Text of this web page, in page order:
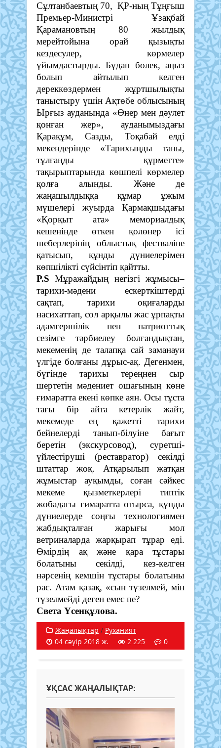
Сұлтанбаевтың 70, ҚР-ның Тұңғыш
Премьер-Министрі Ұзақбай
Қарамановтың 80 жылдық
мерейтойына орай қызықты
кездесулер, көрмелер
ұйымдастырды. Бұдан бөлек, аңыз
болып айтылып келген
дереккөздермен жұртшылықты
таныстыру үшін Ақтөбе облысының
Ырғыз ауданында «Өнер мен дәулет
қонған жер», ауданымыздағы
Қарақұм, Сазды, Тоқабай елді
мекендерінде «Тарихыңды таны,
тұлғаңды құрметте»
тақырыптарында көшпелі көрмелер
қолға алынды. Және де
жаңашылдыққа құмар ұжым
мүшелері жуырда Қармақшыдағы
«Қорқыт ата» мемориалдық
кешенінде өткен қолөнер ісі
шеберлерінің облыстық фестваліне
қатысып, құнды дүниелерімен
көпшілікті сүйсінтіп қайтты.
Р.S Мұражайдың негізгі жұмысы–
тарихи-мәдени ескерткіштерді
сақтап, тарихи оқиғаларды
насихаттап, сол арқылы жас ұрпақты
адамгершілік пен патриоттық
сезімге тәрбиелеу болғандықтан,
мекеменің де талапқа сай заманауи
үлгіде болғаны дұрыс-ақ. Дегенмен,
бүгінде тарихы тереңнен сыр
шертетін мәдениет ошағының көне
ғимаратта екені көпке аян. Осы тұста
тағы бір айта кетерлік жайт,
мекемеде ең қажетті тарихи
бейнелерді танып-білуіне бағыт
беретін (экскурсовод), суретші-
үйлестіруші (реставратор) секілді
штаттар жоқ. Атқарылып жатқан
жұмыстар ауқымды, соған сәйкес
мекеме қызметкерлері типтік
жобадағы ғимаратта отырса, құнды
дүниелерде соңғы технологиямен
жабдықталған жарығы мол
ветриналарда жарқырап тұрар еді.
Өмірдің ақ және қара тұстары
болатыны секілді, кез-келген
нәрсенің кемшін тұстары болатыны
рас. Атам қазақ, «сын түзелмей, мін
түзелмейді деген емес пе?
Света Үсенқұлова.
Жаңалықтар / Руханият
04 сәуір 2018 ж.
2 225 0
ҰҚСАС ЖАҢАЛЫҚТАР: